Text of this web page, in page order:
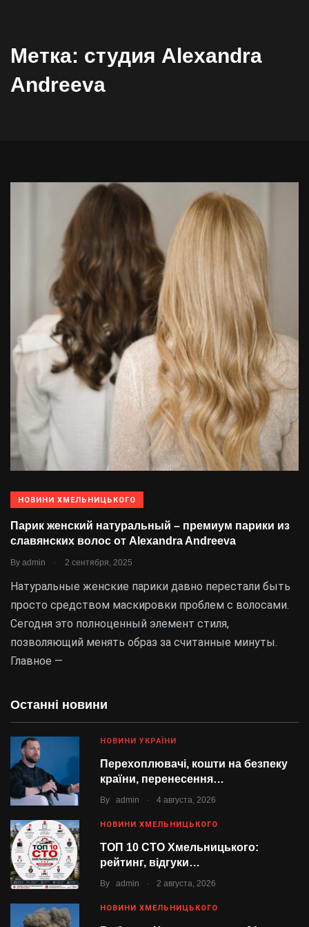
Метка: студия Alexandra
Andreeva
НОВИНИ ХМЕЛЬНИЦЬКОГО
Парик женский натуральный – премиум парики из
славянских волос от Alexandra Andreeva
By admin . 2 сентября, 2025
Натуральные женские парики давно перестали быть
просто средством маскировки проблем с волосами.
Сегодня это полноценный элемент стиля,
позволяющий менять образ за считанные минуты.
Главное —
Останні новини
НОВИНИ УКРАЇНИ
Перехоплювачі, кошти на безпеку
країни, перенесення…
By admin . 4 августа, 2026
НОВИНИ ХМЕЛЬНИЦЬКОГО
ТОП 10 СТО Хмельницького:
рейтинг, відгуки…
By admin . 2 августа, 2026
НОВИНИ ХМЕЛЬНИЦЬКОГО